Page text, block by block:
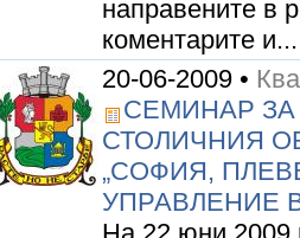
направените в
коментарите и...
20-06-2009 •
СЕМИНАР
СТОЛИЧНИЯ
„СОФИЯ,
УПРАВЛЕНИЕ